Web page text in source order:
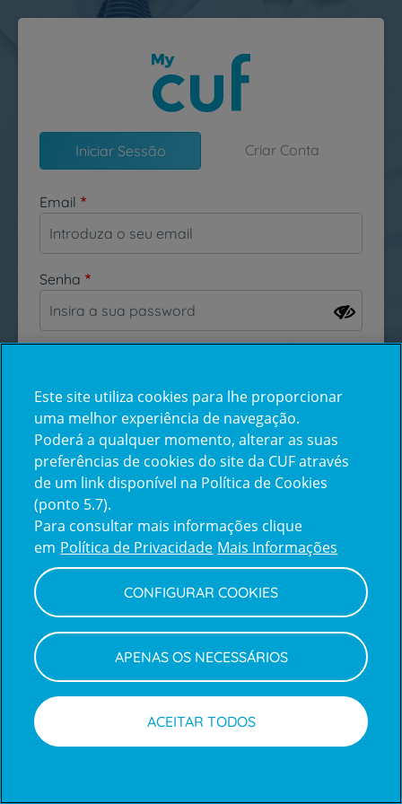
Passar para o conteúdo principal
Iniciar Sessão Criar Conta
Email
Senha
Esqueceu-se da sua password?
Inicie sessão com a Apple
Centro de Apoio ao Cliente | Política de Privacidade e Cookies
Este site utiliza cookies para lhe proporcionar
uma melhor experiência de navegação.
Poderá a qualquer momento, alterar as suas
preferências de cookies do site da CUF através
de um link disponível na Política de Cookies
(ponto 5.7).
Para consultar mais informações clique
em Política de Privacidade Mais Informações
CONFIGURAR COOKIES
APENAS OS NECESSÁRIOS
ACEITAR TODOS